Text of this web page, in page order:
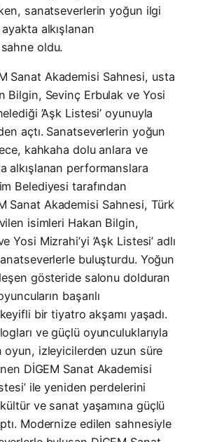
sanatseverlerin yoğun ilgi
alkışlanan
oldu.
Sanat Akademisi Sahnesi, usta
Bilgin, Sevinç Erbulak ve Yosi
’Aşk Listesi’ oyunuyla
açtı. Sanatseverlerin yoğun
kahkaha dolu anlara ve
alkışlanan performanslara
Belediyesi tarafından
Sanat Akademisi Sahnesi, Türk
isimleri Hakan Bilgin,
Yosi Mizrahi’yi ’Aşk Listesi’ adlı
buluşturdu. Yoğun
gösteride salonu dolduran
başarılı
bir tiyatro akşamı yaşadı.
ve güçlü oyunculuklarıyla
oyun, izleyicilerden uzun süre
DİGEM Sanat Akademisi
ile yeniden perdelerini
ve sanat yaşamına güçlü
Modernize edilen sahnesiyle